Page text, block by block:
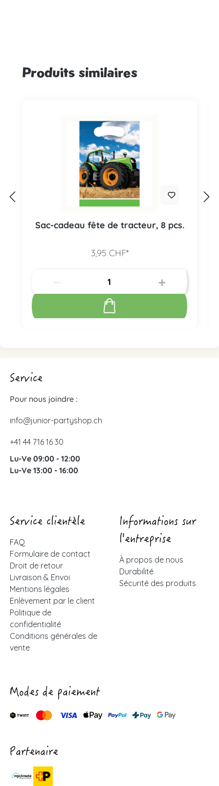
Ignorer la galerie de produits
Produits similaires
Sac-cadeau fête de tracteur, 8 pcs.
3,95 CHF*
Service
Pour nous joindre :
info@junior-partyshop.ch
+41 44 716 16 30
Lu-Ve 09:00 - 12:00
Lu-Ve 13:00 - 16:00
Service clientèle
FAQ
Formulaire de contact
Droit de retour
Livraison & Envoi
Mentions légales
Enlèvement par le client
Politique de
confidentialité
Conditions générales de
vente
Informations sur
l'entreprise
À propos de nous
Durabilité
Sécurité des produits
Modes de paiement
Partenaire